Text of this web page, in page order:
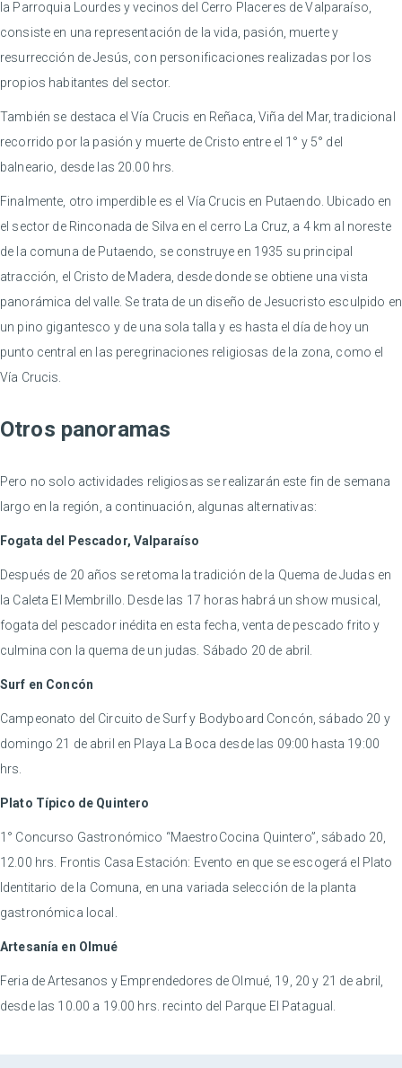
la Parroquia Lourdes y vecinos del Cerro Placeres de Valparaíso,
consiste en una representación de la vida, pasión, muerte y
resurrección de Jesús, con personificaciones realizadas por los
propios habitantes del sector.
También se destaca el Vía Crucis en Reñaca, Viña del Mar, tradicional
recorrido por la pasión y muerte de Cristo entre el 1° y 5° del
balneario, desde las 20.00 hrs.
Finalmente, otro imperdible es el Vía Crucis en Putaendo. Ubicado en
el sector de Rinconada de Silva en el cerro La Cruz, a 4 km al noreste
de la comuna de Putaendo, se construye en 1935 su principal
atracción, el Cristo de Madera, desde donde se obtiene una vista
panorámica del valle. Se trata de un diseño de Jesucristo esculpido en
un pino gigantesco y de una sola talla y es hasta el día de hoy un
punto central en las peregrinaciones religiosas de la zona, como el
Vía Crucis.
Otros panoramas
Pero no solo actividades religiosas se realizarán este fin de semana
largo en la región, a continuación, algunas alternativas:
Fogata del Pescador, Valparaíso
Después de 20 años se retoma la tradición de la Quema de Judas en
la Caleta El Membrillo. Desde las 17 horas habrá un show musical,
fogata del pescador inédita en esta fecha, venta de pescado frito y
culmina con la quema de un judas. Sábado 20 de abril.
Surf en Concón
Campeonato del Circuito de Surf y Bodyboard Concón, sábado 20 y
domingo 21 de abril en Playa La Boca desde las 09:00 hasta 19:00
hrs.
Plato Típico de Quintero
1° Concurso Gastronómico “MaestroCocina Quintero”, sábado 20,
12.00 hrs. Frontis Casa Estación: Evento en que se escogerá el Plato
Identitario de la Comuna, en una variada selección de la planta
gastronómica local.
Artesanía en Olmué
Feria de Artesanos y Emprendedores de Olmué, 19, 20 y 21 de abril,
desde las 10.00 a 19.00 hrs. recinto del Parque El Patagual.